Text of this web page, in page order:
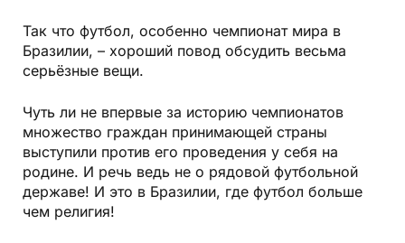
Так что футбол, особенно чемпионат мира в
Бразилии, – хороший повод обсудить весьма
серьёзные вещи.
Чуть ли не впервые за историю чемпионатов
множество граждан принимающей страны
выступили против его проведения у себя на
родине. И речь ведь не о рядовой футбольной
державе! И это в Бразилии, где футбол больше
чем религия!